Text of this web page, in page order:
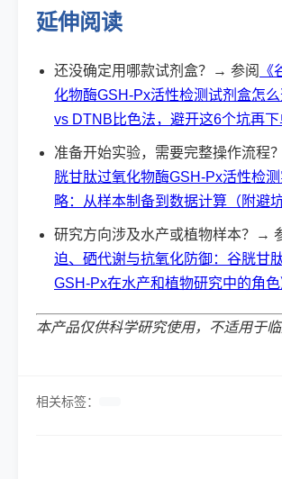
延伸阅读
还没确定用哪款试剂盒？→ 参阅
化物酶GSH-Px活性检测试剂盒怎
vs DTNB比色法，避开这6个坑再下
准备开始实验，需要完整操作流程
胱甘肽过氧化物酶GSH-Px活性检
略：从样本制备到数据计算（附避
研究方向涉及水产或植物样本？→
迫、硒代谢与抗氧化防御：谷胱甘
GSH-Px在水产和植物研究中的角色
本产品仅供科学研究使用，不适用于临
相关标签：